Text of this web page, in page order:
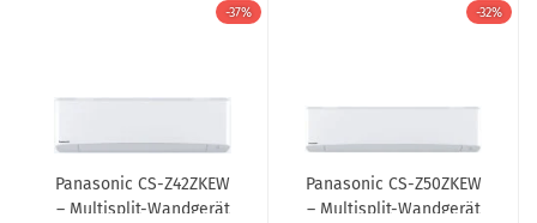
-37%
Panasonic CS-Z42ZKEW
– Multisplit-Wandgerät
-32%
Panasonic CS-Z50ZKEW
– Multisplit-Wandgerät